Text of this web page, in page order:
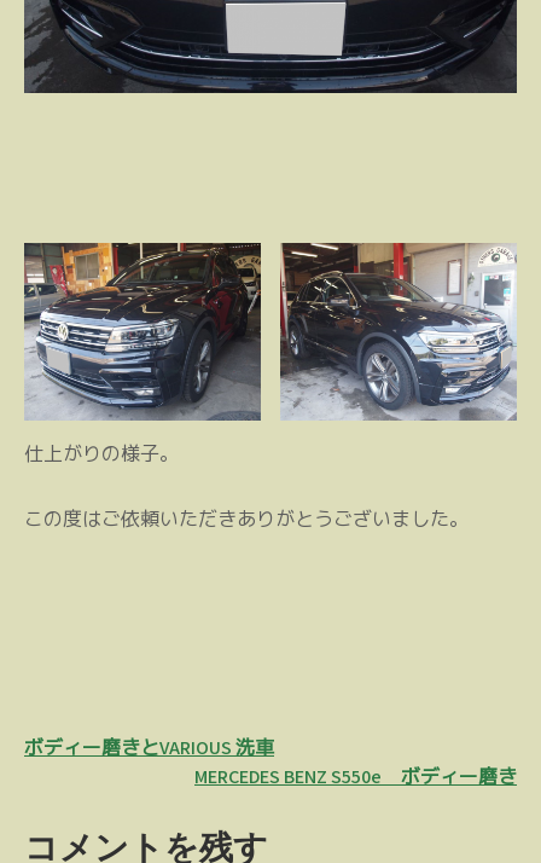
仕上がりの様子。
この度はご依頼いただきありがとうございました。
投
ボディー磨きとVARIOUS 洗車
MERCEDES BENZ S550e ボディー磨き
コメントを残す